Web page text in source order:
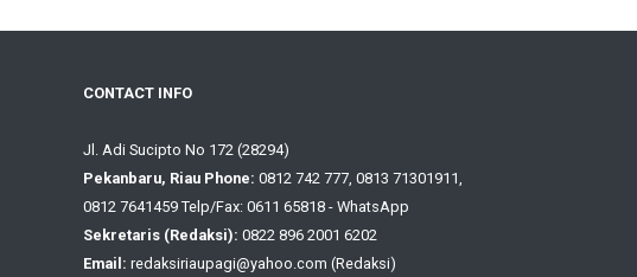
CONTACT INFO
Jl. Adi Sucipto No 172 (28294)
Pekanbaru, Riau Phone: 0812 742 777, 0813 71301911,
0812 7641459 Telp/Fax: 0611 65818 - WhatsApp
Sekretaris (Redaksi): 0822 896 2001 6202
Email: redaksiriaupagi@yahoo.com (Redaksi)